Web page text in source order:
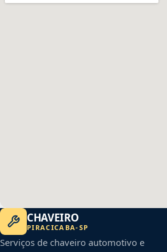
CHAVEIRO
PIRACICABA-SP
Serviços de chaveiro automotivo e